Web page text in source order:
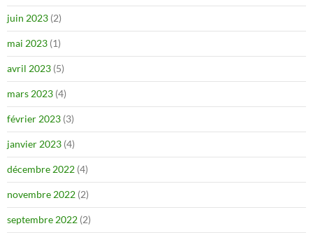
juin 2023 (2)
mai 2023 (1)
avril 2023 (5)
mars 2023 (4)
février 2023 (3)
janvier 2023 (4)
décembre 2022 (4)
novembre 2022 (2)
septembre 2022 (2)